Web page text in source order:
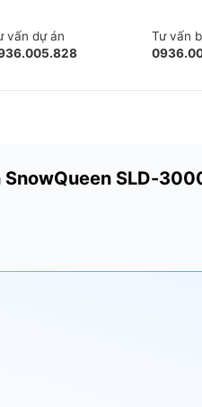
vấn dự án
Tư vấn
SLD-